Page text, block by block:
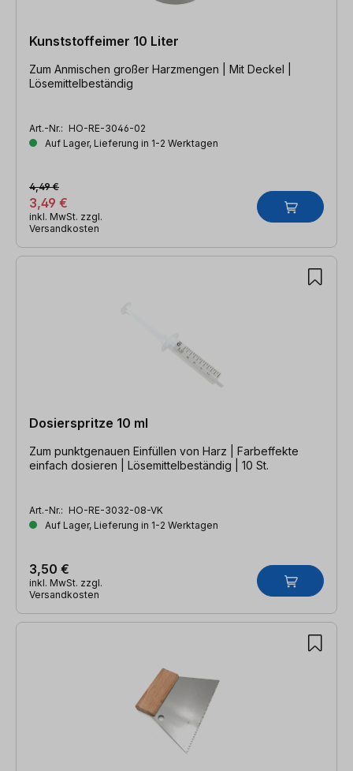
Kunststoffeimer 10 Liter
Zum Anmischen großer Harzmengen | Mit Deckel |
Lösemittelbeständig
Art.-Nr.: HO-RE-3046-02
Auf Lager, Lieferung in 1-2 Werktagen
3,49 €
4,49 €
inkl. MwSt. zzgl.
Versandkosten
Dosierspritze 10 ml
Zum punktgenauen Einfüllen von Harz | Farbeffekte
einfach dosieren | Lösemittelbeständig | 10 St.
Art.-Nr.: HO-RE-3032-08-VK
Auf Lager, Lieferung in 1-2 Werktagen
3,50 €
inkl. MwSt. zzgl.
Versandkosten